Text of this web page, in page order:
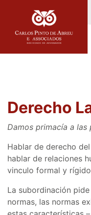
Derecho
Damos primacía a las
Hablar de derecho
hablar de relaciones
vinculo formal y
La subordinación
normas, las normas